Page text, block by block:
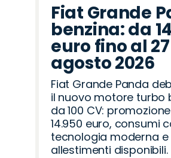
Fiat Grande
benzina: da
euro fino al 27
agosto 2026
Fiat Grande Panda
il nuovo motore turbo
da 100 CV:
14.950 euro, consumi
tecnologia moderna
allestimenti disponibili.